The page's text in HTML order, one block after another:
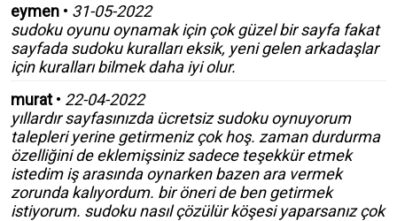
eymen • 31-05-2022
sudoku oyunu oynamak için çok güzel bir sayfa fakat
sayfada sudoku kuralları eksik, yeni gelen arkadaşlar
için kuralları bilmek daha iyi olur.
murat• 22-04-2022
yıllardır sayfasınızda ücretsiz sudoku oynuyorum
talepleri yerine getirmeniz çok hoş. zaman durdurma
özelliğini de eklemişsiniz sadece teşekkür etmek
istedim iş arasında oynarken bazen ara vermek
zorunda kalıyordum. bir öneri de ben getirmek
istiyorum. sudoku nasıl çözülür köşesi yaparsanız çok